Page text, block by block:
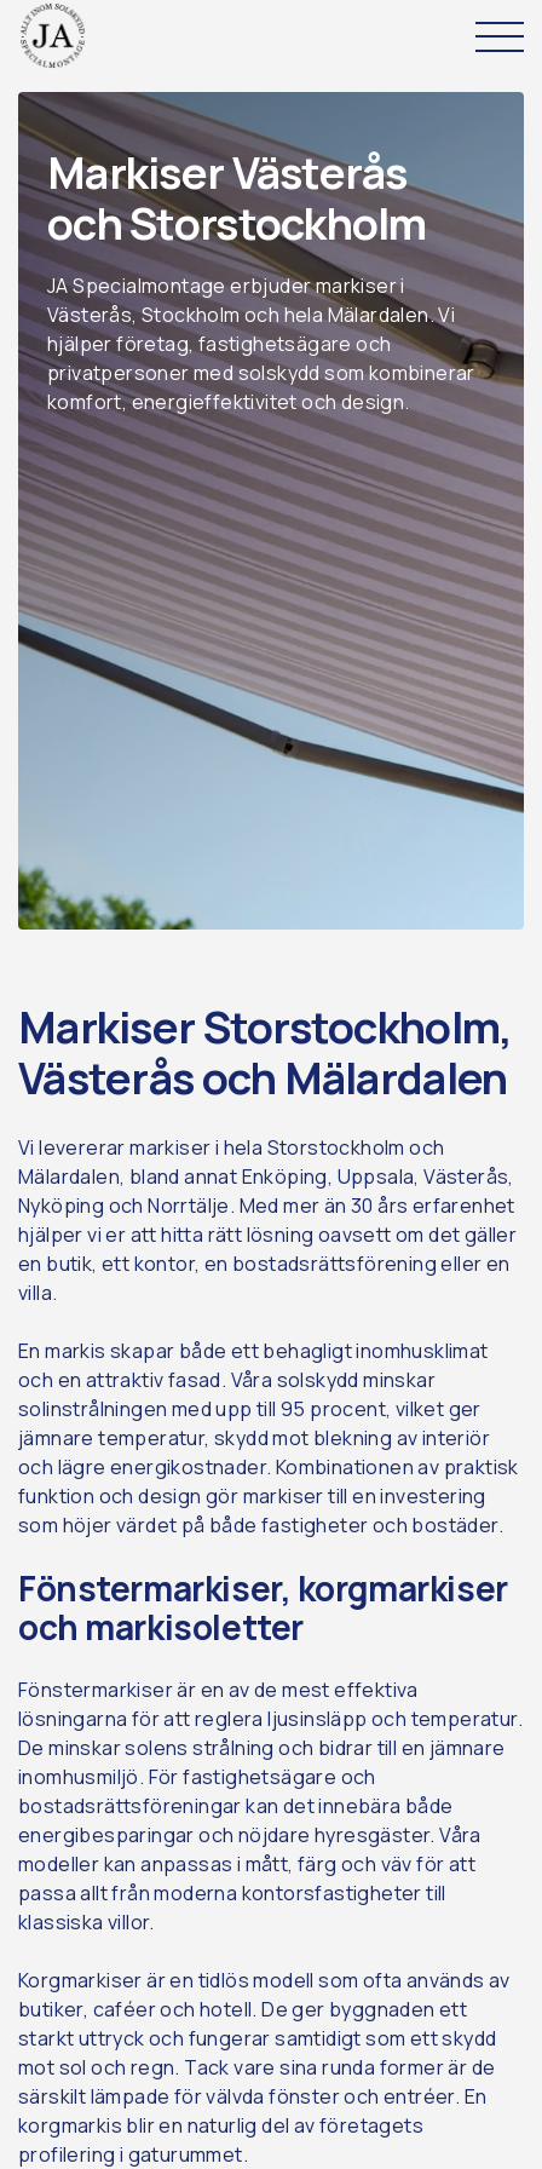
Skip
content
Hem
Produkter & Tjänster
Om oss
Kontakta oss
Markiser Västerås
och Storstockholm
JA Specialmontage erbjuder markiser i
Västerås, Stockholm och hela Mälardalen. Vi
hjälper företag, fastighetsägare och
privatpersoner med solskydd som kombinerar
komfort, energieffektivitet och design.
Markiser Storstockholm,
Västerås och Mälardalen
Vi levererar markiser i hela Storstockholm och
Mälardalen, bland annat Enköping, Uppsala, Västerås,
Nyköping och Norrtälje. Med mer än 30 års erfarenhet
hjälper vi er att hitta rätt lösning oavsett om det gäller
en butik, ett kontor, en bostadsrättsförening eller en
villa.
En markis skapar både ett behagligt inomhusklimat
och en attraktiv fasad. Våra solskydd minskar
solinstrålningen med upp till 95 procent, vilket ger
jämnare temperatur, skydd mot blekning av interiör
och lägre energikostnader. Kombinationen av praktisk
funktion och design gör markiser till en investering
som höjer värdet på både fastigheter och bostäder.
Fönstermarkiser, korgmarkiser
och markisoletter
Fönstermarkiser är en av de mest effektiva
lösningarna för att reglera ljusinsläpp och temperatur.
De minskar solens strålning och bidrar till en jämnare
inomhusmiljö. För fastighetsägare och
bostadsrättsföreningar kan det innebära både
energibesparingar och nöjdare hyresgäster. Våra
modeller kan anpassas i mått, färg och väv för att
passa allt från moderna kontorsfastigheter till
klassiska villor.
Korgmarkiser är en tidlös modell som ofta används av
butiker, caféer och hotell. De ger byggnaden ett
starkt uttryck och fungerar samtidigt som ett skydd
mot sol och regn. Tack vare sina runda former är de
särskilt lämpade för välvda fönster och entréer. En
korgmarkis blir en naturlig del av företagets
profilering i gaturummet.